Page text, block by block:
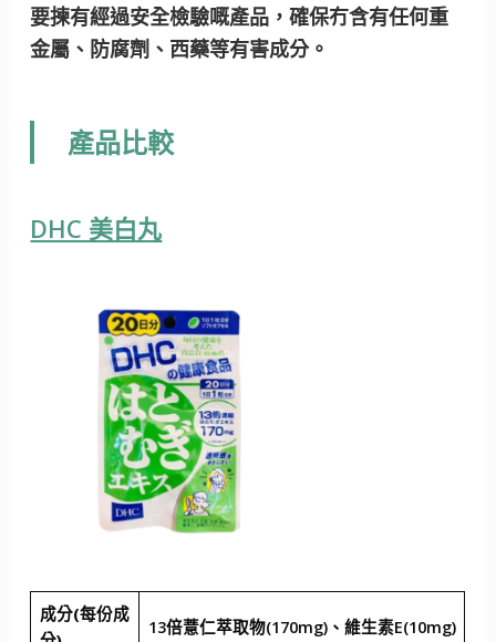
要揀有經過安全檢驗嘅產品，確保冇含有任何重
金屬、防腐劑、西藥等有害成分。
產品比較
DHC 美白丸
成分(每份成
13倍薏仁萃取物(170mg)、維生素E(10mg)